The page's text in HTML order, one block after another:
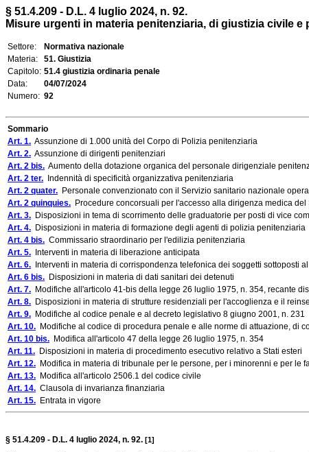
§ 51.4.209 - D.L. 4 luglio 2024, n. 92.
Misure urgenti in materia penitenziaria, di giustizia civile
Settore:
Normativa nazionale
Materia:
51. Giustizia
Capitolo: 51.4 giustizia ordinaria penale
Data:
04/07/2024
Numero: 92
Sommario
Art. 1. Assunzione di 1.000 unità del Corpo di Polizia penitenziaria
Art. 2. Assunzione di dirigenti penitenziari
Art. 2 bis. Aumento della dotazione organica del personale dirigenziale
Art. 2 ter. Indennità di specificità organizzativa penitenziaria
Art. 2 quater. Personale convenzionato con il Servizio sanitario nazionale
Art. 2 quinquies. Procedure concorsuali per l'accesso alla dirigenza medica
Art. 3. Disposizioni in tema di scorrimento delle graduatorie per posti di vice
Art. 4. Disposizioni in materia di formazione degli agenti di polizia penitenziaria
Art. 4 bis. Commissario straordinario per l'edilizia penitenziaria
Art. 5. Interventi in materia di liberazione anticipata
Art. 6. Interventi in materia di corrispondenza telefonica dei soggetti sottoposti
Art. 6 bis. Disposizioni in materia di dati sanitari dei detenuti
Art. 7. Modifiche all'articolo 41-bis della legge 26 luglio 1975, n. 354, recante
Art. 8. Disposizioni in materia di strutture residenziali per l'accoglienza e il
Art. 9. Modifiche al codice penale e al decreto legislativo 8 giugno 2001, n. 231
Art. 10. Modifiche al codice di procedura penale e alle norme di attuazione, di
Art. 10 bis. Modifica all'articolo 47 della legge 26 luglio 1975, n. 354
Art. 11. Disposizioni in materia di procedimento esecutivo relativo a Stati esteri
Art. 12. Modifica in materia di tribunale per le persone, per i minorenni e per le
Art. 13. Modifica all'articolo 2506.1 del codice civile
Art. 14. Clausola di invarianza finanziaria
Art. 15. Entrata in vigore
§ 51.4.209 - D.L. 4 luglio 2024, n. 92. [1]